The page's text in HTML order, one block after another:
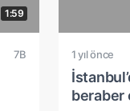
1:59
7B 1 yıl önce
beraber